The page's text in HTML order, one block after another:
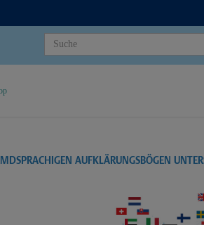
AUFKLÄRUNGSBÖGEN